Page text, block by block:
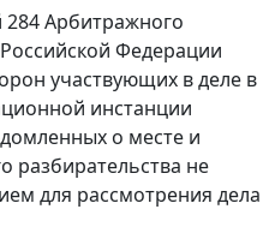
284Арбитражного
Федерации
участвующих в деле в
инстанции
о месте и
разбирательства не
для рассмотрения дела